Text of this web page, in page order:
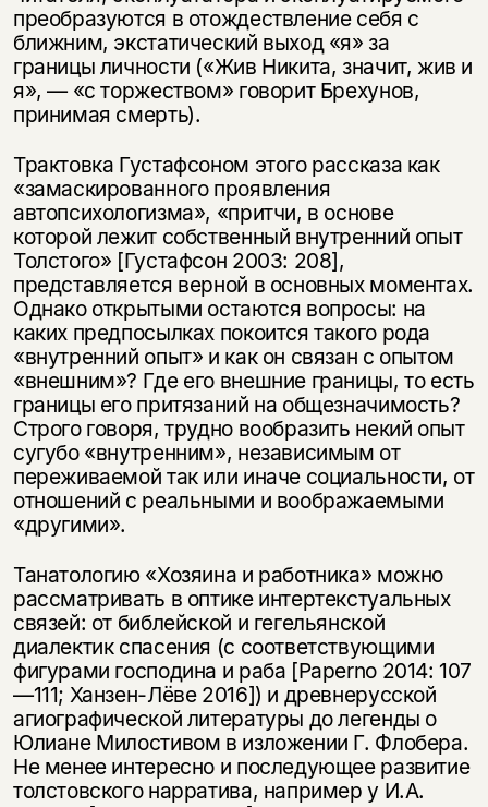
преобразуются в отождествление себя с
ближним, экстатический выход «я» за
границы личности («Жив Никита, значит, жив и
я», — «с торжеством» говорит Брехунов,
принимая смерть).
Трактовка Густафсоном этого рассказа как
«замаскированного проявления
автопсихологизма», «притчи, в основе
которой лежит собственный внутренний опыт
Толстого» [Густафсон 2003: 208],
представляется верной в основных моментах.
Однако открытыми остаются вопросы: на
каких предпосылках покоится такого рода
«внутренний опыт» и как он связан с опытом
«внешним»? Где его внешние границы, то есть
границы его притязаний на общезначимость?
Строго говоря, трудно вообразить некий опыт
сугубо «внутренним», независимым от
переживаемой так или иначе социальности, от
отношений с реальными и воображаемыми
«другими».
Танатологию «Хозяина и работника» можно
рассматривать в оптике интертекстуальных
связей: от библейской и гегельянской
диалектик спасения (с соответствующими
фигурами господина и раба [Paperno 2014: 107
—111; Ханзен-Лёве 2016]) и древнерусской
агиографической литературы до легенды о
Юлиане Милостивом в изложении Г. Флобера.
Не менее интересно и последующее развитие
толстовского нарратива, например у И.А.